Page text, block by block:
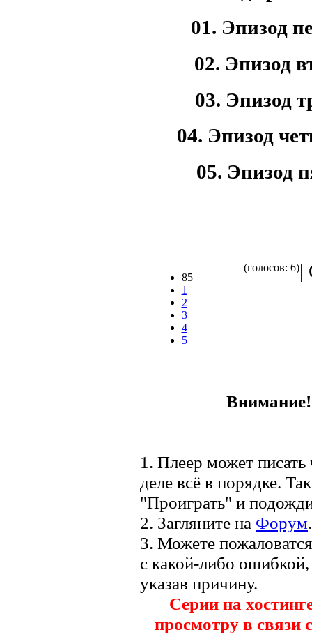
01. Эпизод
02. Эпизод
03. Эпизод
04. Эпизод
05. Эпизод
85
1
2
3
4
5
(голосов: 6)|
Внимание!
1. Плеер может
деле всё в порядке.
"Проиграть" и
2. Загляните на Форум.
3. Можете
с какой-либо
указав причину.
Серии на
просмотру в связи